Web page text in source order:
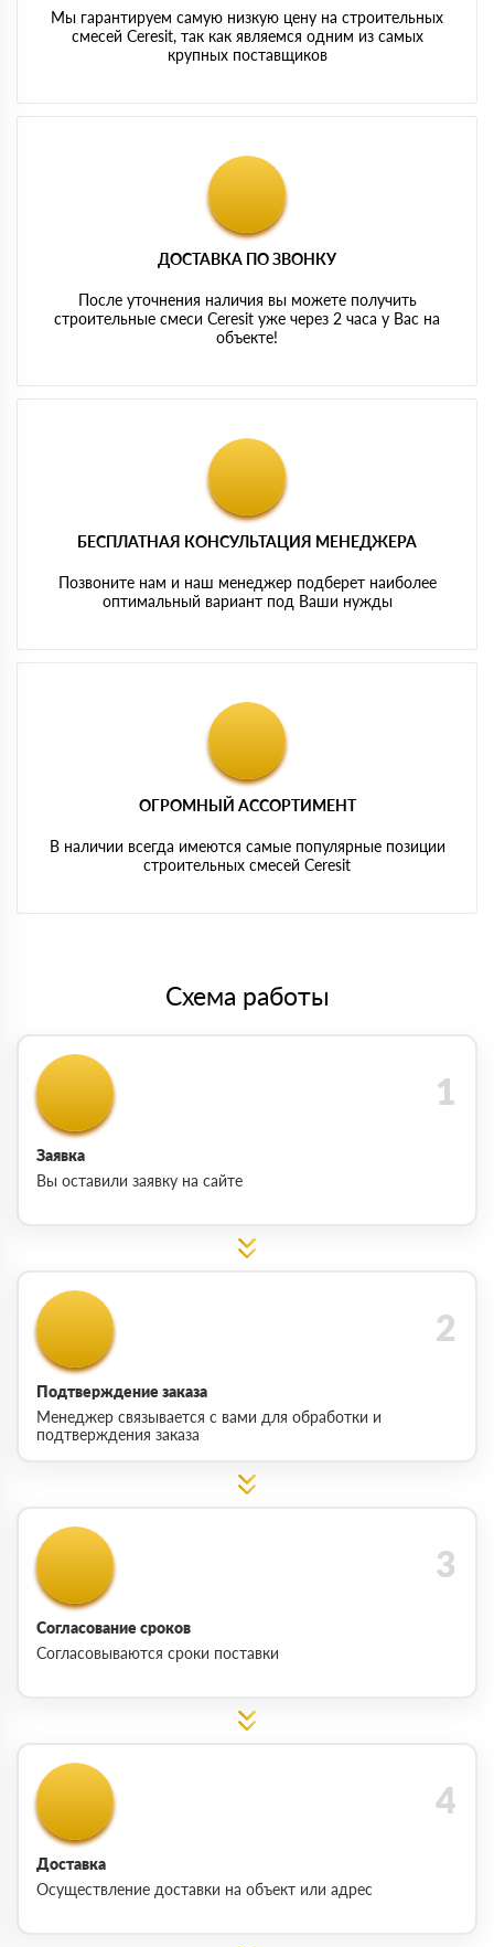
Мы гарантируем самую низкую цену на строительных
смесей Ceresit, так как являемся одним из самых
крупных поставщиков
ДОСТАВКА ПО ЗВОНКУ
После уточнения наличия вы можете получить
строительные смеси Ceresit уже через 2 часа у Вас на
объекте!
БЕСПЛАТНАЯ КОНСУЛЬТАЦИЯ МЕНЕДЖЕРА
Позвоните нам и наш менеджер подберет наиболее
оптимальный вариант под Ваши нужды
ОГРОМНЫЙ АССОРТИМЕНТ
В наличии всегда имеются самые популярные позиции
строительных смесей Ceresit
Схема работы
Заявка
Вы оставили заявку на сайте
Подтверждение заказа
Менеджер связывается с вами для обработки и
подтверждения заказа
Согласование сроков
Согласовываются сроки поставки
Доставка
Осуществление доставки на объект или адрес